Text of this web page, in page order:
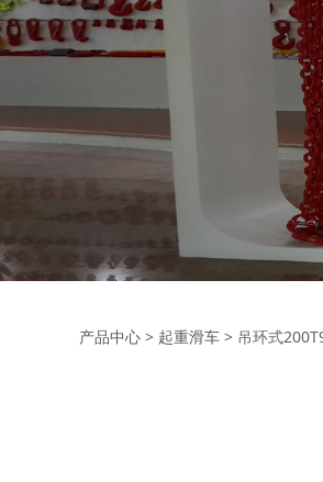
吊环式
产品中心 > 起重滑车 > 吊环式